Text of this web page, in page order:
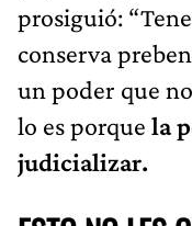
prosiguió:
conserva
un poder que
lo es porque la
judicializar.